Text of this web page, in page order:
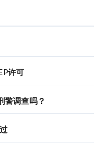
许可
警调查吗？